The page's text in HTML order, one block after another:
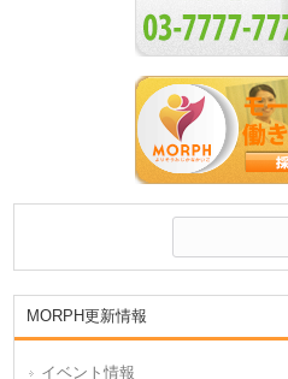
MORPH更新情報
イベント情報